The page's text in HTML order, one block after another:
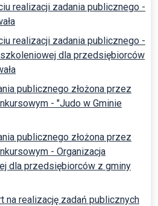
realizacji zadania publicznego -
realizacji zadania publicznego -
dla przedsiębiorców
publicznego złożona przez
- "Judo w Gminie
publicznego złożona przez
- Organizacja
dla przedsiębiorców z gminy
na realizację zadań publicznych